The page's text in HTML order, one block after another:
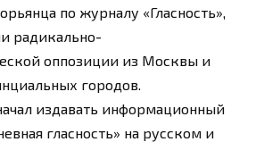
по журналу «Гласность»,
радикально-
оппозиции из Москвы и
городов.
издавать информационный
гласность» на русском и